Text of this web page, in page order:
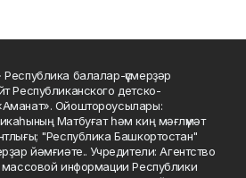
балалар-үҫмерҙәр
Республиканского детско-
Ойоштороусылары:
Матбуғат һәм киң мәғлүмәт
"Республика Башкортостан"
йәмғиәте.. Учредители: Агентство
информации Республики